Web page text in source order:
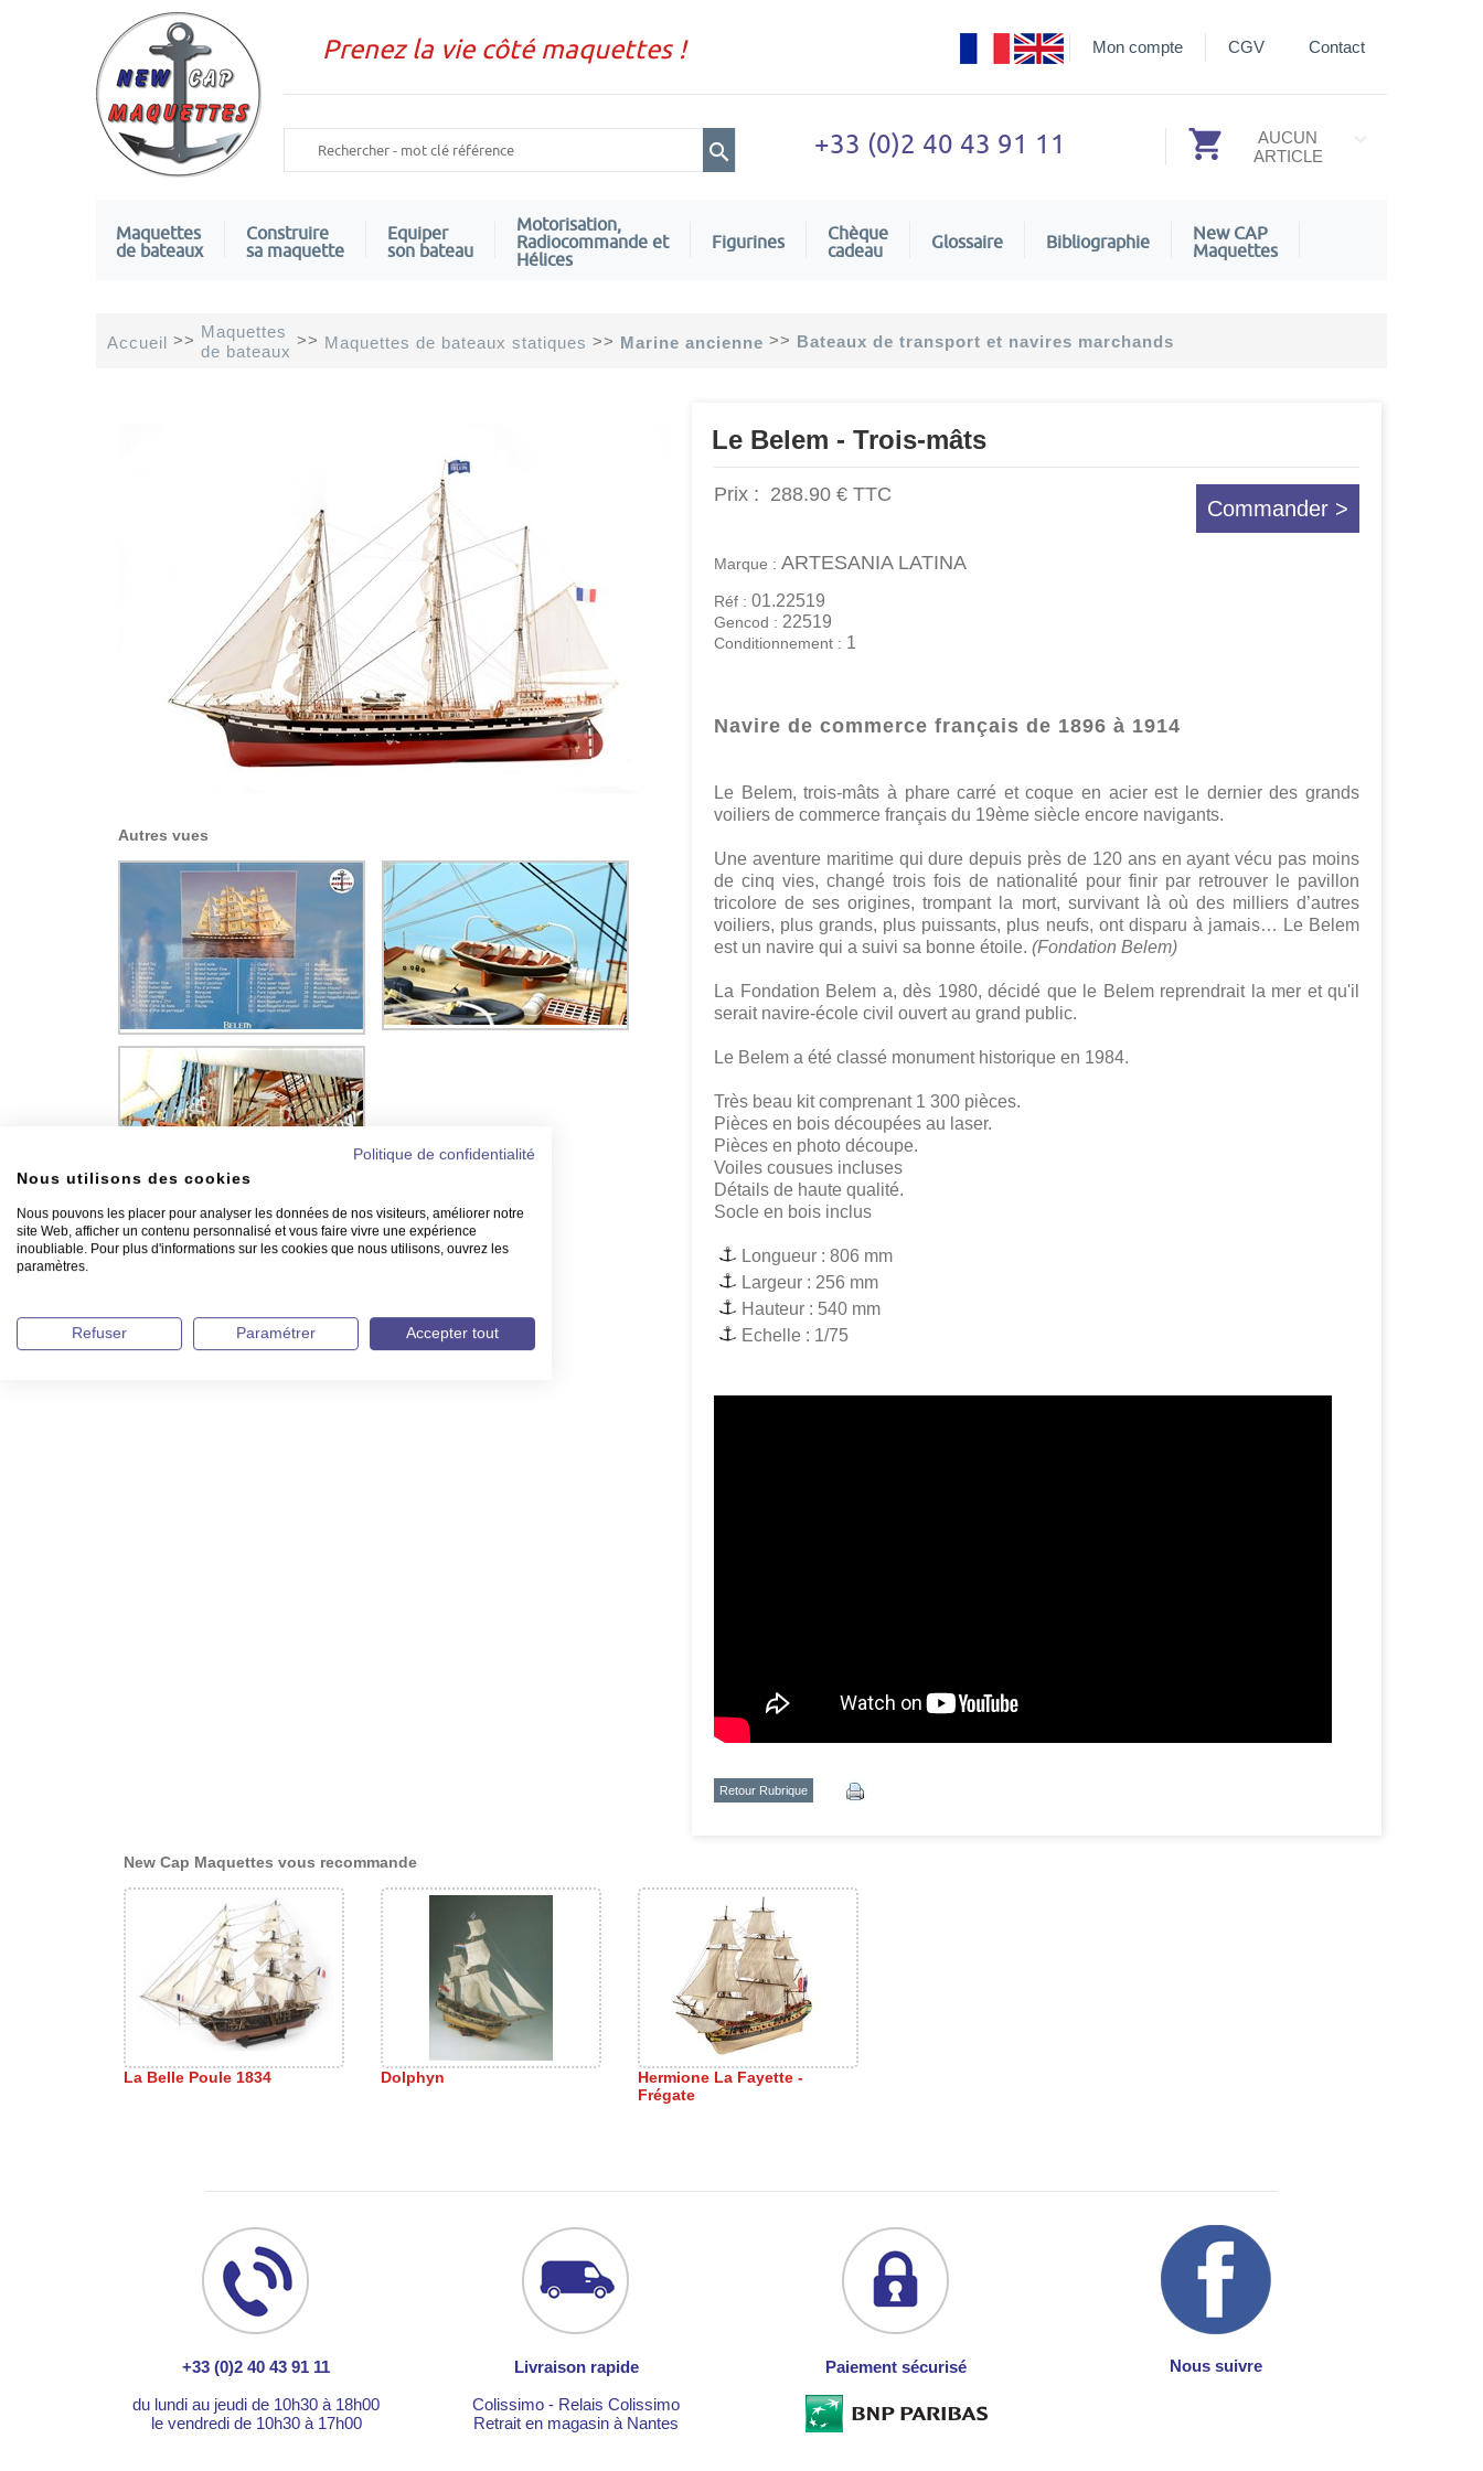
Prenez la vie côté maquettes ! CGV Contact
Mon compte
+33 (0)2 40 43 91 11
AUCUN
ARTICLE
Maquettes
de bateaux
Construire
sa maquette
Equiper
son bateau
Motorisation,
Radiocommande et
Hélices
Figurines
Chèque
cadeau
Glossaire Bibliographie
New CAP
Maquettes
Accueil >> Maquettes
de bateaux
>> Maquettes de bateaux statiques >> Marine ancienne >> Bateaux de transport et navires marchands
Autres vues
Le Belem - Trois-mâts
Commander >
Prix : 288.90 € TTC
Marque : ARTESANIA LATINA
Réf : 01.22519
Gencod : 22519
Conditionnement : 1
Navire de commerce français de 1896 à 1914
Le Belem, trois-mâts à phare carré et coque en acier est le dernier des grands
voiliers de commerce français du 19ème siècle encore navigants.
Une aventure maritime qui dure depuis près de 120 ans en ayant vécu pas moins
de cinq vies, changé trois fois de nationalité pour finir par retrouver le pavillon
tricolore de ses origines, trompant la mort, survivant là où des milliers d’autres
voiliers, plus grands, plus puissants, plus neufs, ont disparu à jamais… Le Belem
est un navire qui a suivi sa bonne étoile. (Fondation Belem)
La Fondation Belem a, dès 1980, décidé que le Belem reprendrait la mer et qu'il
serait navire-école civil ouvert au grand public.
Le Belem a été classé monument historique en 1984.
Très beau kit comprenant 1 300 pièces.
Pièces en bois découpées au laser.
Pièces en photo découpe.
Voiles cousues incluses
Détails de haute qualité.
Socle en bois inclus
Longueur : 806 mm
Largeur : 256 mm
Hauteur : 540 mm
Echelle : 1/75
Retour Rubrique
New Cap Maquettes vous recommande
La Belle Poule 1834 Dolphyn
Hermione La Fayette -
Frégate
+33 (0)2 40 43 91 11
du lundi au jeudi de 10h30 à 18h00
le vendredi de 10h30 à 17h00
Livraison rapide
Colissimo - Relais Colissimo
Retrait en magasin à Nantes
Paiement sécurisé Nous suivre
Politique de confidentialité
Nous utilisons des cookies
Nous pouvons les placer pour analyser les données de nos visiteurs, améliorer notre
site Web, afficher un contenu personnalisé et vous faire vivre une expérience
inoubliable. Pour plus d'informations sur les cookies que nous utilisons, ouvrez les
paramètres.
Refuser Paramétrer Accepter tout